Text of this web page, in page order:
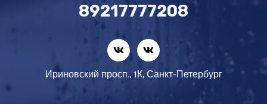
89217777208
Ириновский просп., 1К, Санкт-Петербург